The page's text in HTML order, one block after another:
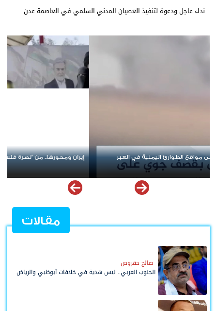
نداء عاجل ودعوة لتنفيذ العصيان المدني السلمي في العاصمة عدن
أزمات المنطقة
من صنع الأزمة لا يقود الحل؟.. تحالف جديد
ملف إخفاقات التحالف العربي في اليمن
مقالات
صالح حقروص
الجنوب العربي.. ليس هدية في خلافات أبوظبي والرياض